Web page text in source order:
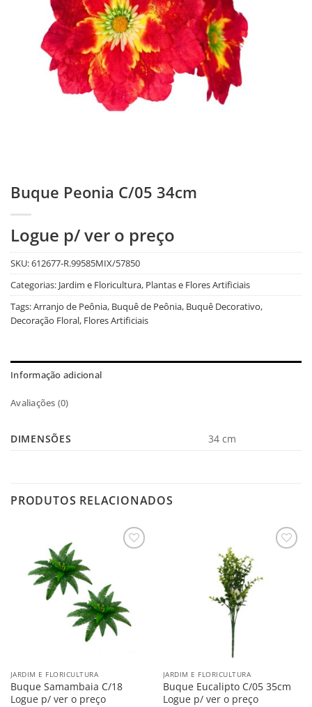
Buque Peonia C/05 34cm
Logue p/ ver o preço
SKU:612677-R.99585MIX/57850
Categorias: Jardim e Floricultura, Plantas e Flores Artificiais
Tags:Arranjo de Peônia, Buquê de Peônia, Buquê Decorativo,
Decoração Floral, Flores Artificiais
Informação adicional
Avaliações (0)
DIMENSÕES 34 cm
PRODUTOS RELACIONADOS
JARDIM E FLORICULTURA
Buque Samambaia C/18
Logue p/ ver o preço
JARDIM E FLORICULTURA
Buque Eucalipto C/05 35cm
Logue p/ ver o preço